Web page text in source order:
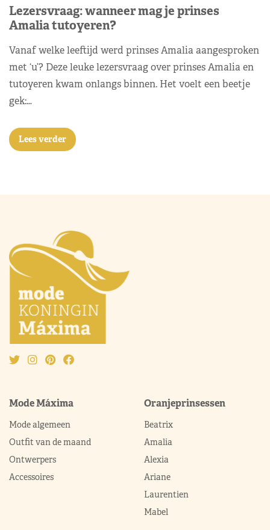
Lezersvraag: wanneer mag je prinses
Amalia tutoyeren?
Vanaf welke leeftijd werd prinses Amalia aangesproken
met ‘u’? Deze leuke lezersvraag over prinses Amalia en
tutoyeren kwam onlangs binnen. Het voelt een beetje
gek:…
Lees verder
Mode Máxima
Mode algemeen
Outfit van de maand
Ontwerpers
Accessoires
Oranjeprinsessen
Beatrix
Amalia
Alexia
Ariane
Laurentien
Mabel